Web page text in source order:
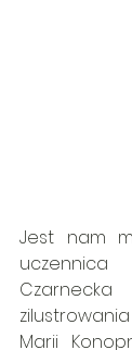
Jest nam
Marii